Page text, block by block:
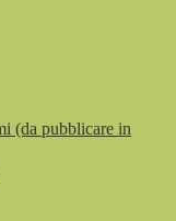
(da pubblicare in